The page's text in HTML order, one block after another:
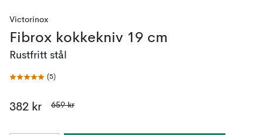
Victorinox
Fibrox kokkekniv 19 cm
Rustfritt stål
(5)
382 kr 659 kr